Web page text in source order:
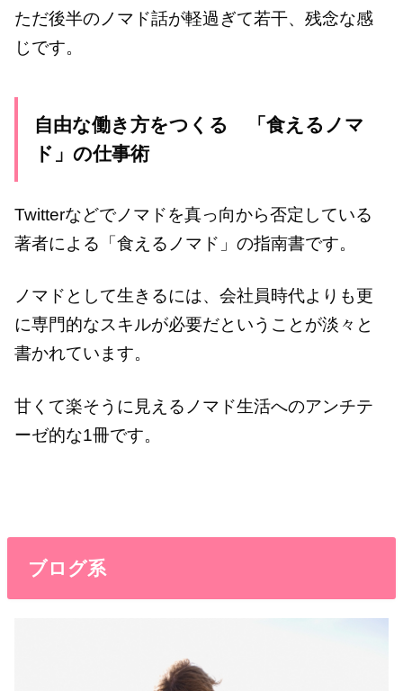
ただ後半のノマド話が軽過ぎて若干、残念な感
じです。
自由な働き方をつくる 「食えるノマ
ド」の仕事術
Twitterなどでノマドを真っ向から否定している
著者による「食えるノマド」の指南書です。
ノマドとして生きるには、会社員時代よりも更
に専門的なスキルが必要だということが淡々と
書かれています。
甘くて楽そうに見えるノマド生活へのアンチテ
ーゼ的な1冊です。
ブログ系